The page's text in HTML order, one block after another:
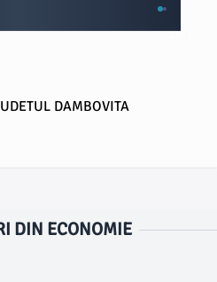
DAMBOVITA
DIN ECONOMIE